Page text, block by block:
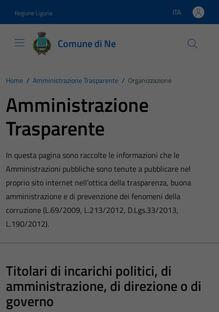
Regione Liguria Lingua attiva:
ITA
Comune di Ne
Home / Amministrazione Trasparente / Organizzazione
Amministrazione
Trasparente
In questa pagina sono raccolte le informazioni che le
Amministrazioni pubbliche sono tenute a pubblicare nel
proprio sito internet nell’ottica della trasparenza, buona
amministrazione e di prevenzione dei fenomeni della
corruzione (L.69/2009, L.213/2012, D.Lgs.33/2013,
L.190/2012).
Titolari di incarichi politici, di
amministrazione, di direzione o di
governo